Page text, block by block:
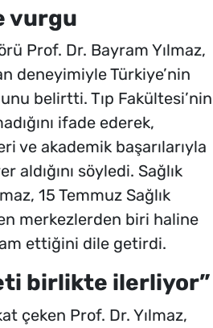
vurgu
Prof. Dr. Bayram Yılmaz,
deneyimiyle Türkiye’nin
belirtti. Tıp Fakültesi’nin
ifade ederek,
ve akademik başarılarıyla
aldığını söyledi. Sağlık
15 Temmuz Sağlık
merkezlerden biri haline
ettiğini dile getirdi.
birlikte ilerliyor”
çeken Prof. Dr. Yılmaz,